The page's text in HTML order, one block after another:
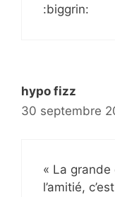
:biggrin:
hypo fizz
30 septembre
« La grande
l’amitié,